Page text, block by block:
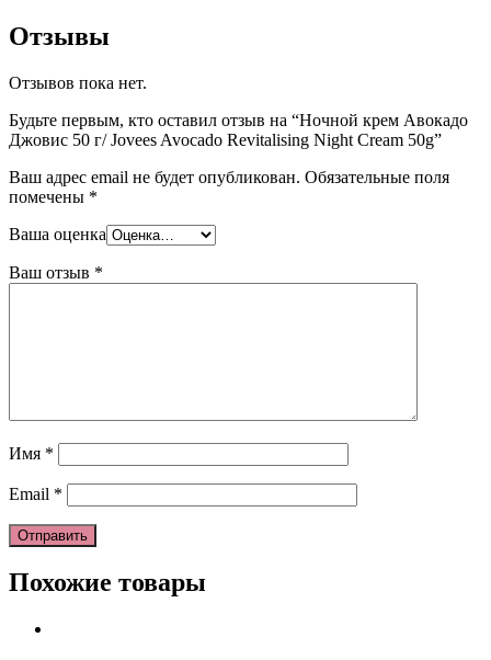
Отзывы
Отзывов пока нет.
Будьте первым, кто оставил отзыв на “Ночной крем Авокадо
Джовис 50 г/ Jovees Avocado Revitalising Night Cream 50g”
Ваш адрес email не будет опубликован. Обязательные поля
помечены *
Ваша оценка
Ваш отзыв *
Имя *
Email *
Похожие товары